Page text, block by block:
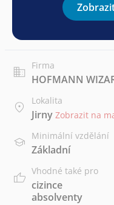
Firma
HOFMANN
Lokalita
Jirny Zobrazit na
Minimální vzdělání
Základní
Vhodné také pro
cizince
absolventy